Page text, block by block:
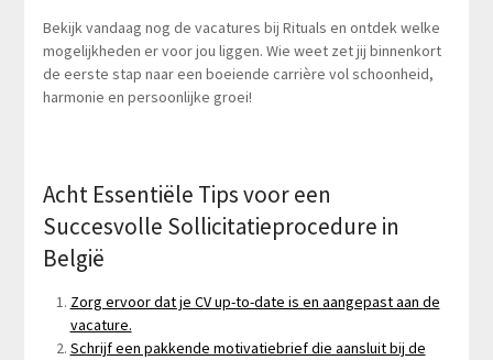
Bekijk vandaag nog de vacatures bij Rituals en ontdek welke
mogelijkheden er voor jou liggen. Wie weet zet jij binnenkort
de eerste stap naar een boeiende carrière vol schoonheid,
harmonie en persoonlijke groei!
Acht Essentiële Tips voor een
Succesvolle Sollicitatieprocedure in
België
Zorg ervoor dat je CV up-to-date is en aangepast aan de
vacature.
Schrijf een pakkende motivatiebrief die aansluit bij de